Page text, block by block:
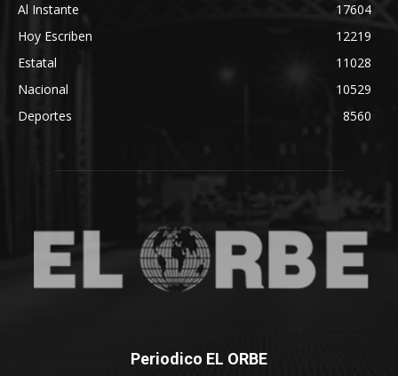
Al Instante
17604
Hoy Escriben
12219
Estatal
11028
Nacional
10529
Deportes
8560
Periodico EL ORBE